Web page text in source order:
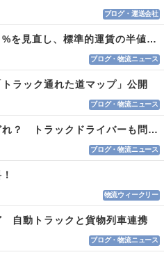
ブログ・運送会社
適正原価 実車率５０%を見直し、標準的運賃の半値の恐れも
ブログ・物流ニュース
ラック通れた道マップ」公開
ブログ・物流ニュース
自転車が従う信号はどれ？ トラックドライバーも問われる認識
ブログ・物流ニュース
物流ウィークリー
自動トラックと貨物列車連携
ブログ・物流ニュース